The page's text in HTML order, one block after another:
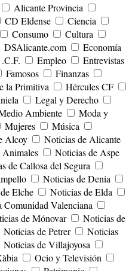
Alicante Provincia
CD Eldense
Ciencia
Consumo
Cultura
DSAlicante.com
Economía
Empleo
Entrevistas
Famosos
Finanzas
la Primitiva
Hércules CF
Legal y Derecho
Ambiente
Moda y
Mujeres
Música
Alcoy
Noticias de Alicante
Noticias de Aspe
de Callosa del Segura
Noticias de Denia
Elche
Noticias de Elda
Comunidad Valenciana
de Mónovar
Noticias de
Noticias de Petrer
Noticias
Noticias de Villajoyosa
Ocio y Televisión